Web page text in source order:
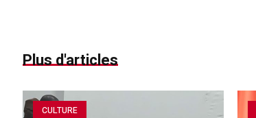
Plus d'articles
CULTURE